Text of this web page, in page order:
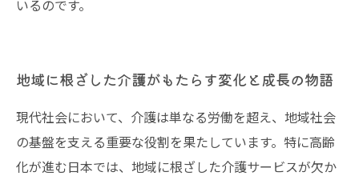
いるのです。
地域に根ざした介護がもたらす変化と成長の物語
現代社会において、介護は単なる労働を超え、地域社会
の基盤を支える重要な役割を果たしています。特に高齢
化が進む日本では、地域に根ざした介護サービスが欠か